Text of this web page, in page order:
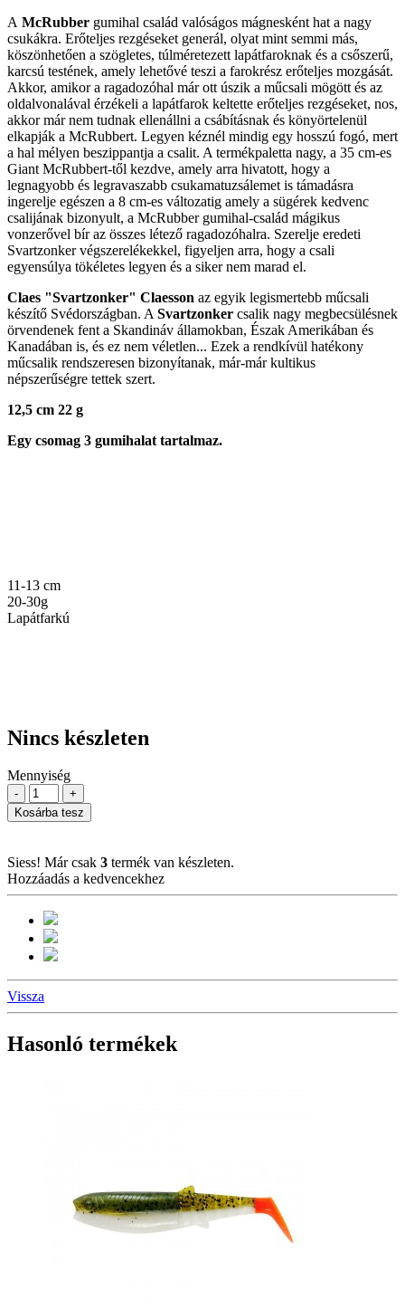
A McRubber gumihal család valóságos mágnesként hat a nagy
csukákra. Erőteljes rezgéseket generál, olyat mint semmi más,
köszönhetően a szögletes, túlméretezett lapátfaroknak és a csőszerű,
karcsú testének, amely lehetővé teszi a farokrész erőteljes mozgását.
Akkor, amikor a ragadozóhal már ott úszik a műcsali mögött és az
oldalvonalával érzékeli a lapátfarok keltette erőteljes rezgéseket, nos,
akkor már nem tudnak ellenállni a csábításnak és könyörtelenül
elkapják a McRubbert. Legyen kéznél mindig egy hosszú fogó, mert
a hal mélyen beszippantja a csalit. A termékpaletta nagy, a 35 cm-es
Giant McRubbert-től kezdve, amely arra hivatott, hogy a
legnagyobb és legravaszabb csukamatuzsálemet is támadásra
ingerelje egészen a 8 cm-es változatig amely a sügérek kedvenc
csalijának bizonyult, a McRubber gumihal-család mágikus
vonzerővel bír az összes létező ragadozóhalra. Szerelje eredeti
Svartzonker végszerelékekkel, figyeljen arra, hogy a csali
egyensúlya tökéletes legyen és a siker nem marad el.
Claes "Svartzonker" Claesson az egyik legismertebb műcsali
készítő Svédországban. A Svartzonker csalik nagy megbecsülésnek
örvendenek fent a Skandináv államokban, Észak Amerikában és
Kanadában is, és ez nem véletlen... Ezek a rendkívül hatékony
műcsalik rendszeresen bizonyítanak, már-már kultikus
népszerűségre tettek szert.
12,5 cm 22 g
Egy csomag 3 gumihalat tartalmaz.
11-13 cm
20-30g
Lapátfarkú
Nincs készleten
Mennyiség
-
+
Kosárba tesz
Siess! Már csak 3 termék van készleten.
Hozzáadás a kedvencekhez
Vissza
Hasonló termékek